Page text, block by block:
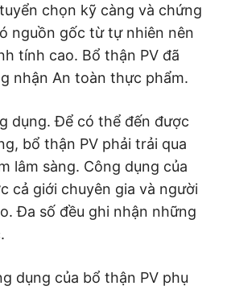
chọn kỹ càng và chứng
nguồn gốc từ tự nhiên nên
tính cao. Bổ thận PV đã
nhận An toàn thực phẩm.
dụng. Để có thể đến được
bổ thận PV phải trải qua
lâm sàng. Công dụng của
cả giới chuyên gia và người
Đa số đều ghi nhận những
dụng của bổ thận PV phụ